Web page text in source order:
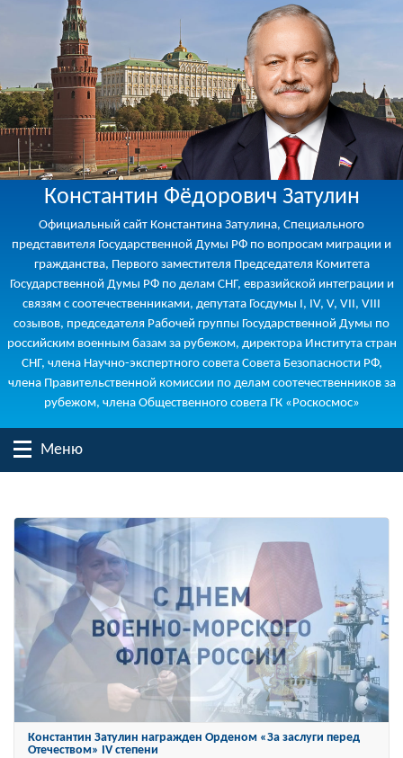
Константин Фёдорович Затулин
Официальный сайт Константина Затулина, Специального
представителя Государственной Думы РФ по вопросам миграции и
гражданства, Первого заместителя Председателя Комитета
Государственной Думы РФ по делам СНГ, евразийской интеграции и
связям с соотечественниками, депутата Госдумы I, IV, V, VII, VIII
созывов, председателя Рабочей группы Государственной Думы по
российским военным базам за рубежом, директора Института стран
СНГ, члена Научно-экспертного совета Совета Безопасности РФ,
члена Правительственной комиссии по делам соотечественников за
рубежом, члена Общественного совета ГК «Роскосмос»
Меню
Константин Затулин награжден Орденом «За заслуги перед
Отечеством» IV степени